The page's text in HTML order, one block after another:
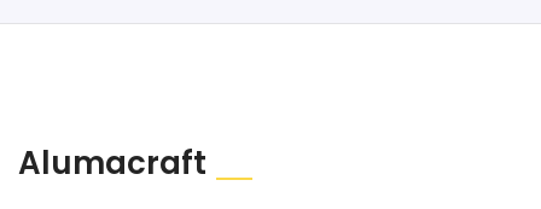
Alumacraft